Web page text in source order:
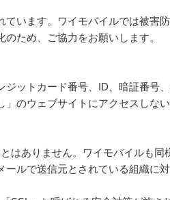
います。ワイモバイルでは被害
ため、ご協力をお願いします。
ットカード番号、ID、暗証番号
のウェブサイトにアクセスしない
はありません。ワイモバイルも同
ルで送信元とされている組織に